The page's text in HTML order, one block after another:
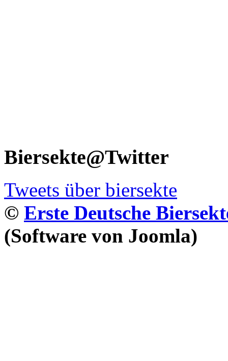
Biersekte@Twitter
Tweets über biersekte
© Erste Deutsche
(Software von Joomla)